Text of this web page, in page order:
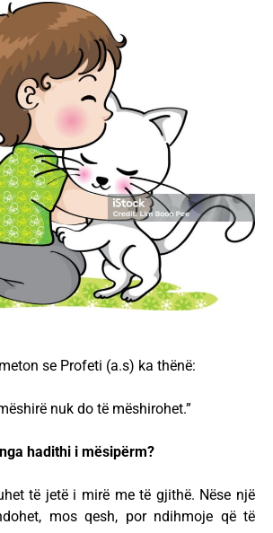
se Profeti (a.s) ka thënë:
nuk do të mëshirohet.”
hadithi i mësipërm?
të jetë i mirë me të gjithë. Nëse një
mos qesh, por ndihmoje që të